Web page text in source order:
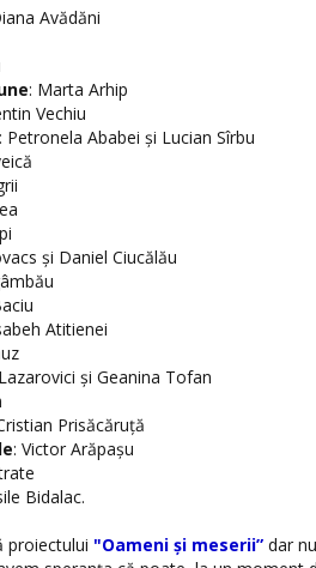
Avădăni
: Marta Arhip
Vechiu
: Petronela Ababei şi Lucian Sîrbu
şi Daniel Ciucălău
Atitienei
şi Geanina Tofan
Prisăcăruţă
: Victor Arăpaşu
Bidalac.
proiectului "Oameni şi meserii” dar